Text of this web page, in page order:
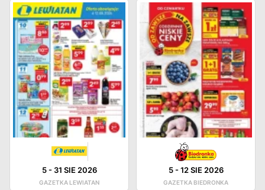
5- 31 SIE 2026
GAZETKA LEWIATAN
5-12 SIE 2026
GAZETKA BIEDRONKA